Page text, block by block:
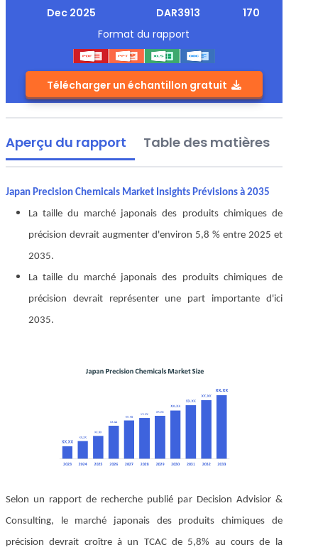
Dec 2025
DAR3913
170
Format du rapport
Télécharger un échantillon gratuit
Aperçu du rapport Table des matières
Japan Precision Chemicals Market Insights Prévisions à 2035
La taille du marché japonais des produits chimiques de
précision devrait augmenter d'environ 5,8 % entre 2025 et
2035.
La taille du marché japonais des produits chimiques de
précision devrait représenter une part importante d'ici
2035.
Selon un rapport de recherche publié par Decision Advisior &
Consulting, le marché japonais des produits chimiques de
précision devrait croître à un TCAC de 5,8% au cours de la